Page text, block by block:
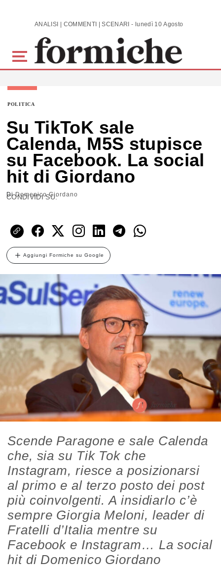
Skip to main content ANALISI | COMMENTI | SCENARI - lunedì 10 Agosto 2026
POLITICA
Su TikToK sale
Calenda, M5S stupisce
su Facebook. La social
hit di Giordano
DiDomenico Giordano
CONDIVIDI SU:
Aggiungi Formiche su Google
Scende Paragone e sale Calenda
che, sia su Tik Tok che
Instagram, riesce a posizionarsi
al primo e al terzo posto dei post
più coinvolgenti. A insidiarlo c’è
sempre Giorgia Meloni, leader di
Fratelli d’Italia mentre su
Facebook e Instagram… La social
hit di Domenico Giordano